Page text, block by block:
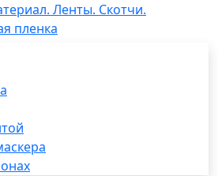
Ленты. Скотчи.
пленка